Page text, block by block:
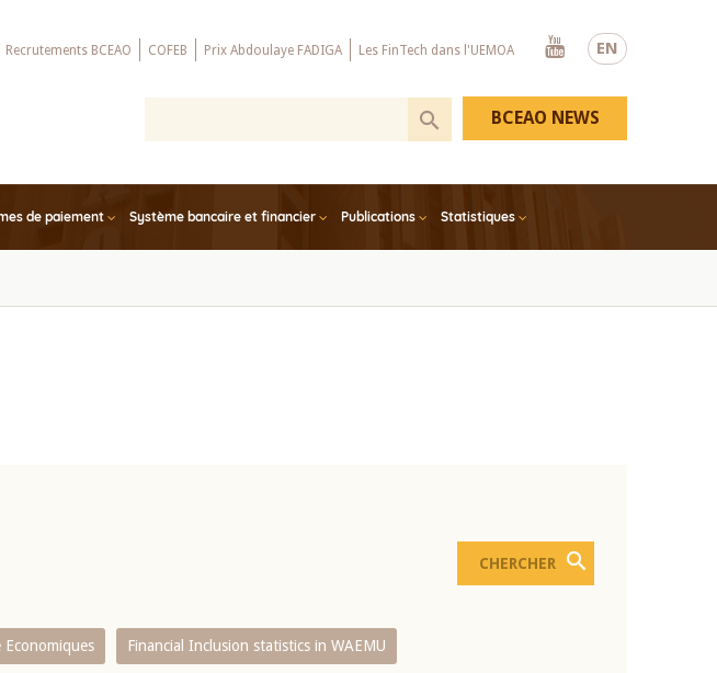
EN
Recrutements BCEAO COFEB Prix Abdoulaye FADIGA Les FinTech dans l'UEMOA
Youtube
de paiement Système bancaire et financier Publications Statistiques
BCEAO NEWS
Economiques Financial Inclusion statistics in WAEMU